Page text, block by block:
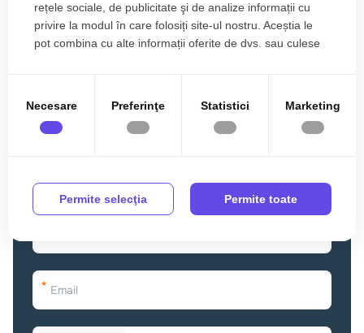
rețele sociale, de publicitate şi de analize informații cu
privire la modul în care folosiți site-ul nostru. Aceștia le
pot combina cu alte informații oferite de dvs. sau culese
Necesare Preferinţe Statistici Marketing
Permite selecţia Permite toate